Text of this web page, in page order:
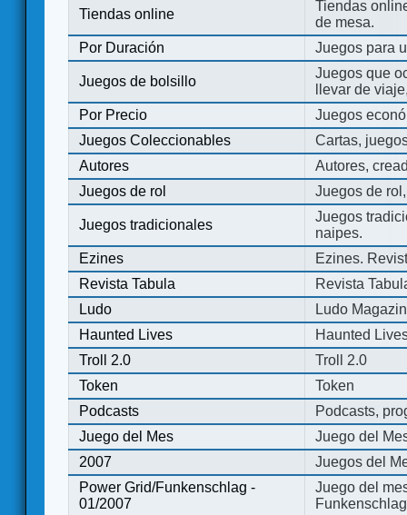
Tiendas online
Tiendas
de mesa.
Por Duración
Juegos para
Juegos de bolsillo
Juegos que
llevar de
Por Precio
Juegos
Juegos Coleccionables
Cartas,
Autores
Autores,
Juegos de rol
Juegos de
Juegos tradicionales
Juegos
naipes.
Ezines
Ezines.
Revista Tabula
Revista
Ludo
Ludo
Haunted Lives
Haunted
Troll 2.0
Troll 2.0
Token
Token
Podcasts
Podcasts,
Juego del Mes
Juego del
2007
Juegos del
Power Grid/Funkenschlag -
01/2007
Juego del